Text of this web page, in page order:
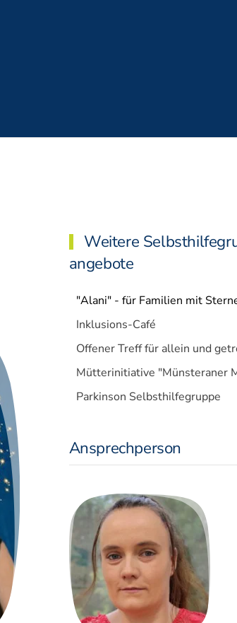
Weitere
angebote
"Alani" - für Familien mit
Inklusions-Café
Offener Treff für allein und
Mütterinitiative "Münsteraner
Parkinson Selbsthilfegruppe
Ansprechperson